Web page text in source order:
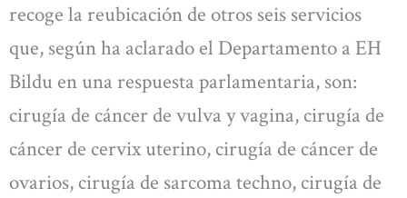
recoge la reubicación de otros seis servicios
que, según ha aclarado el Departamento a EH
Bildu en una respuesta parlamentaria, son:
cirugía de cáncer de vulva y vagina, cirugía de
cáncer de cervix uterino, cirugía de cáncer de
ovarios, cirugía de sarcoma techno, cirugía de